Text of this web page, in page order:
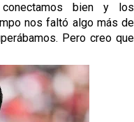
en Canarias para
Cup
ya tiene horario
entre las cinco
bien y los
nos faltó algo más de
Pero creo que